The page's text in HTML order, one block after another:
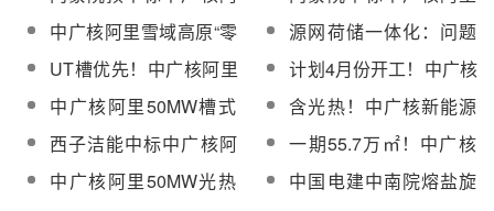
储一体化热电示范项目
初步设计
碳"光储热电示范项目监
理
里源网荷储一体化热电
示范项目设计监理
源网荷储一体化热电示
范项目设计监理
中广核阿里雪域高原“零
碳”光储热电示范项目
110kV升压站带电成功
源网荷储一体化：问题
与建议
UT槽优先！中广核阿里
50MW槽式光热发电项
目聚光集热系统公开招
标
计划4月份开工！中广核
阿里50MW槽式光热发
电项目冷、热盐泵设备
公开招标
中广核阿里50MW槽式
光热发电项目调温泵公
开招标
含光热！中广核新能源
西藏改则县金龙矿区综
合能源项目预可研编制
招标
西子洁能中标中广核阿
里雪域高原50MW光热
发电项目蒸汽发生系统
一期55.7万㎡！中广核
阿里50MW槽式光热发
电项目聚光集热系统重
中广核阿里50MW光热
中国电建中南院熔盐旋